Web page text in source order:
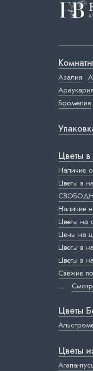
Азалия
Араукария
Бромелия
Цветы
Наличие
Цветы в
Наличие
Цветы на
Цены на
Цветы в
Цветы в
Свежие
...
Цветы
Цветы